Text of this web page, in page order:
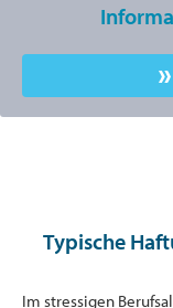
Typische
Im stressigen